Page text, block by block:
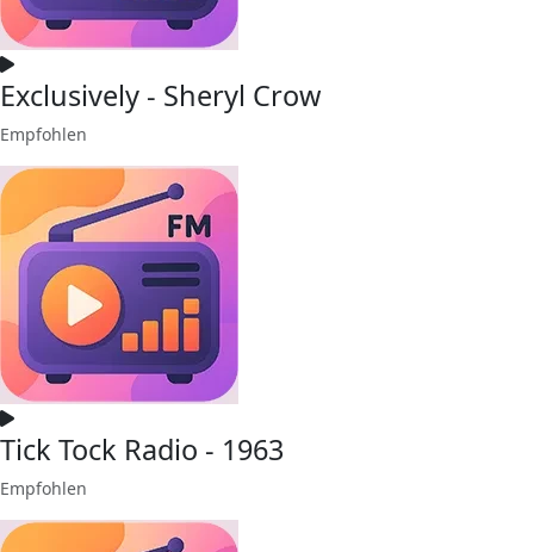
Exclusively - Sheryl Crow
Empfohlen
Tick Tock Radio - 1963
Empfohlen